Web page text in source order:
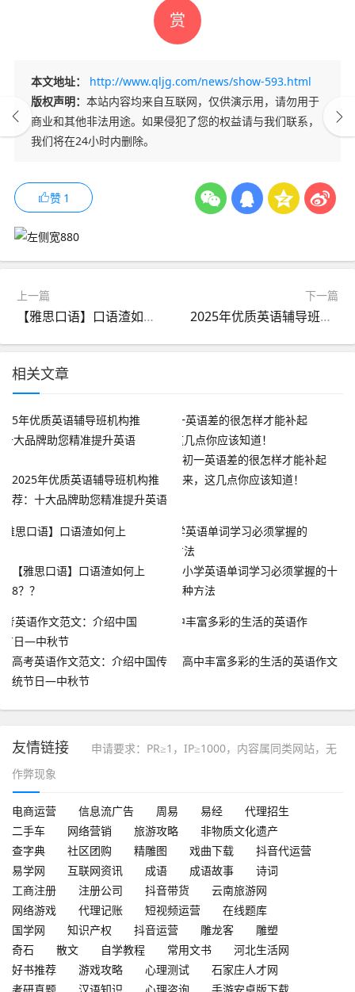
赏
本文地址：
http://www.qljg.com/news/show-593.html
版权声明： 本站内容均来自互联网，仅供演示用，请勿用于
商业和其他非法用途。如果侵犯了您的权益请与我们联系，
我们将在24小时内删除。
赞 1
上一篇
【雅思口语】口语渣如何上8？？
下一篇
2025年优质英语辅导班机构推荐：十大品牌助您精准提升英语能力
相关文章
2025年优质英语辅导班机构推
荐：十大品牌助您精准提升英语
初一英语差的很怎样才能补起
来，这几点你应该知道！
【雅思口语】口语渣如何上
8？？
小学英语单词学习必须掌握的十
种方法
高考英语作文范文：介绍中国传
统节日—中秋节
高中丰富多彩的生活的英语作文
友情链接
申请要求：PR≥1，IP≥1000，内容属同类网站，无
作弊现象
电商运营 信息流广告 周易 易经
代理招生
二手车
网络营销 旅游攻略
非物质文化遗产
查字典
社区团购 精雕图 戏曲下载
抖音代运营
易学网
互联网资讯 成语 成语故事
诗词
工商注册
注册公司 抖音带货
云南旅游网
网络游戏
代理记账 短视频运营
在线题库
国学网
知识产权 抖音运营 雕龙客
雕塑
奇石
散文 自学教程 常用文书
河北生活网
好书推荐
游戏攻略 心理测试
石家庄人才网
考研真题
汉语知识 心理咨询
手游安卓版下载